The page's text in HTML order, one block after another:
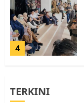
4
TERKINI